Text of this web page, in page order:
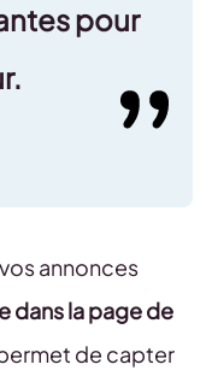
pour
annonces
dans la page de
de capter